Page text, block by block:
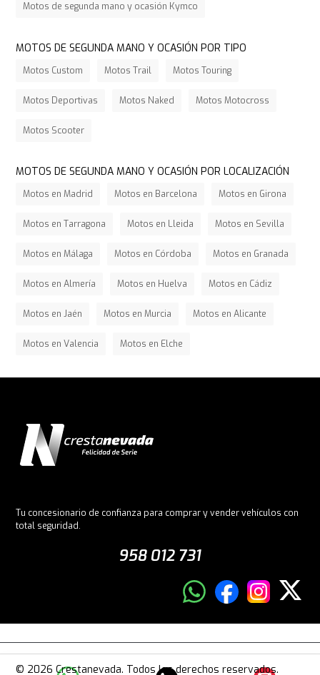
Motos de segunda mano y ocasión Kymco
MOTOS DE SEGUNDA MANO Y OCASIÓN POR TIPO
Motos Custom Motos Trail Motos Touring
Motos Deportivas Motos Naked Motos Motocross
Motos Scooter
MOTOS DE SEGUNDA MANO Y OCASIÓN POR LOCALIZACIÓN
Motos en Madrid Motos en Barcelona Motos en Girona
Motos en Tarragona Motos en Lleida Motos en Sevilla
Motos en Málaga Motos en Córdoba Motos en Granada
Motos en Almería Motos en Huelva Motos en Cádiz
Motos en Jaén Motos en Murcia Motos en Alicante
Motos en Valencia Motos en Elche
Tu concesionario de confianza para comprar y vender vehículos con
total seguridad.
958 012 731
© 2026 Crestanevada. Todos los derechos reservados.